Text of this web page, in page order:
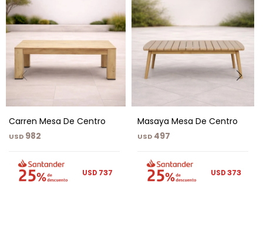
Carren Mesa De Centro
USD 982
USD 737
Masaya Mesa De Centro
USD 497
USD 373